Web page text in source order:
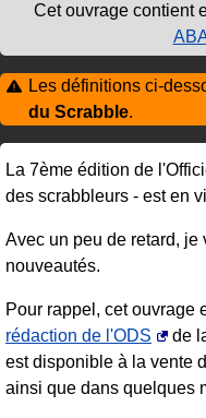
Cet ouvrage contient
Les définitions ci-
du Scrabble.
La 7ème édition de
des scrabbleurs - est en
Avec un peu de retard,
nouveautés.
Pour rappel, cet ouvrage
rédaction de l'ODS
de
est disponible à la vente
ainsi que dans quelques